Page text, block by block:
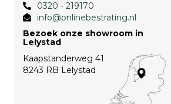
0320 - 219170
info@onlinebestrating.nl
Bezoek onze showroom in
Lelystad
Kaapstanderweg 41
8243 RB Lelystad